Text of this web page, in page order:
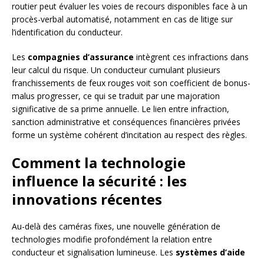
routier peut évaluer les voies de recours disponibles face à un
procès-verbal automatisé, notamment en cas de litige sur
l’identification du conducteur.
Les compagnies d’assurance intègrent ces infractions dans
leur calcul du risque. Un conducteur cumulant plusieurs
franchissements de feux rouges voit son coefficient de bonus-
malus progresser, ce qui se traduit par une majoration
significative de sa prime annuelle. Le lien entre infraction,
sanction administrative et conséquences financières privées
forme un système cohérent d’incitation au respect des règles.
Comment la technologie
influence la sécurité : les
innovations récentes
Au-delà des caméras fixes, une nouvelle génération de
technologies modifie profondément la relation entre
conducteur et signalisation lumineuse. Les systèmes d’aide